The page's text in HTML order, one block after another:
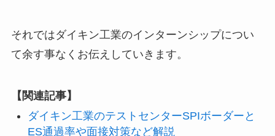
それではダイキン工業のインターンシップについ
て余す事なくお伝えしていきます。
【関連記事】
ダイキン工業のテストセンターSPIボーダーと
ES通過率や面接対策など解説